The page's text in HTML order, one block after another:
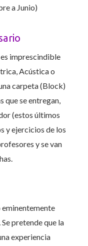
a Junio)
imprescindible
Acústica o
carpeta (Block)
que se entregan,
(estos últimos
y ejercicios de los
y se van
pretende que la
experiencia